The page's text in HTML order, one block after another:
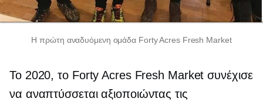
Η πρώτη αναδυόμενη ομάδα Forty Acres Fresh Market
Το 2020, το Forty Acres Fresh Market συνέχισε
να αναπτύσσεται αξιοποιώντας τις